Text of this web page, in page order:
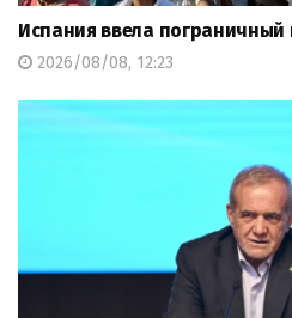
Испания ввела пограничный
2026/08/08, 12:23